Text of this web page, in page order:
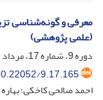
معرفی و گونه‌شناسی
(علمی پژوهشی)
دوره 9، شماره 17، مرداد 1399، صفحه
9.17.165
احمد صالحی کاخکی؛